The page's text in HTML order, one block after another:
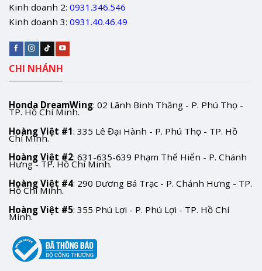
Kinh doanh 2: 0931.346.546
Kinh doanh 3: 0931.40.46.49
CHI NHÁNH
Honda DreamWing: 02 Lãnh Binh Thăng - P. Phú Thọ -
TP. Hồ Chí Minh.
Hoàng Việt #1: 335 Lê Đại Hành - P. Phú Thọ - TP. Hồ
Chí Minh.
Hoàng Việt #2: 631-635-639 Phạm Thế Hiển - P. Chánh
Hưng - TP. Hồ Chí Minh.
Hoàng Việt #4: 290 Dương Bá Trạc - P. Chánh Hưng - TP.
Hồ Chí Minh.
Hoàng Việt #5: 355 Phú Lợi - P. Phú Lợi - TP. Hồ Chí
Minh.